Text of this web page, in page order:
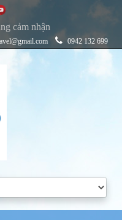
cảm nhận
0942 132 699